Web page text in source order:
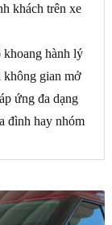
khách trên xe
khoang hành lý
gian mở
ứng đa dạng
đình hay nhóm